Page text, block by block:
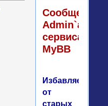
Сообщение
Admin`a
сервиса
MyBB
Избавляемся
от
старых